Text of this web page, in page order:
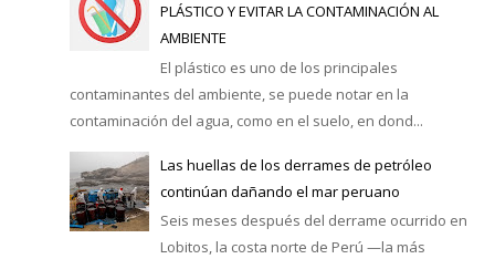
PLÁSTICO Y EVITAR LA CONTAMINACIÓN AL
AMBIENTE
El plástico es uno de los principales
contaminantes del ambiente, se puede notar en la
contaminación del agua, como en el suelo, en dond...
Las huellas de los derrames de petróleo
continúan dañando el mar peruano
Seis meses después del derrame ocurrido en
Lobitos, la costa norte de Perú —la más